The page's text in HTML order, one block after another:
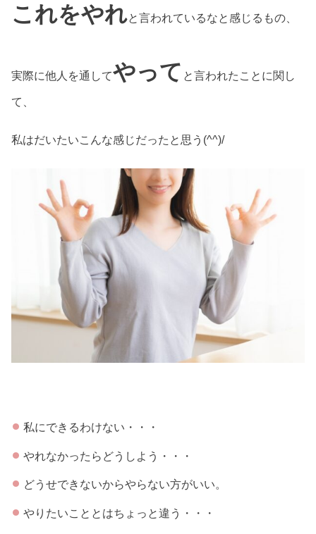
これをやれと言われているなと感じるもの、
実際に他人を通してやって と言われたことに関し
て、
私はだいたいこんな感じだったと思う(^^)/
私にできるわけない・・・
やれなかったらどうしよう・・・
どうせできないからやらない方がいい。
やりたいこととはちょっと違う・・・